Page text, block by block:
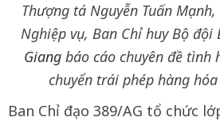
Thượng tá Nguyễn Tuấn
Nghiệp vụ, Ban Chỉ huy Bộ
Giang báo cáo chuyên đề tình
chuyển trái phép hàng
Ban Chỉ đạo 389/AG tổ chức